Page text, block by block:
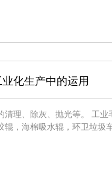
化生产中的运用
耐磨材料涤纶刷辊，滚桶刷子，钢刷，条型刷，传动
，海棉吸水辊，环卫垃圾